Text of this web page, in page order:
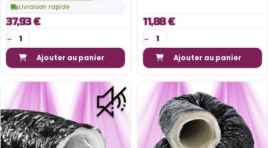
Livraison rapide
37,93 €
Ajouter au panier
11,88 €
Ajouter au panier